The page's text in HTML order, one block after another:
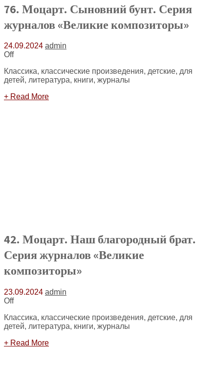
76. Моцарт. Сыновний бунт. Серия
журналов «Великие композиторы»
24.09.2024 admin
Off
Классика, классические произведения, детские, для
детей, литература, книги, журналы
+ Read More
42. Моцарт. Наш благородный брат.
Серия журналов «Великие
композиторы»
23.09.2024 admin
Off
Классика, классические произведения, детские, для
детей, литература, книги, журналы
+ Read More